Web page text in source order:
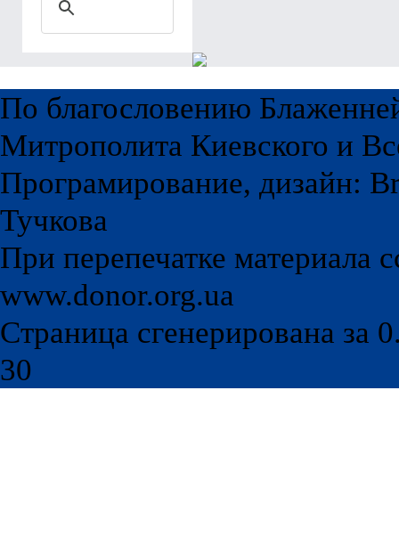
По благословению
Митрополита Киевского и
Програмирование, дизайн:
Тучкова
При перепечатке материала
www.donor.org.ua
Страница сгенерирована за
30